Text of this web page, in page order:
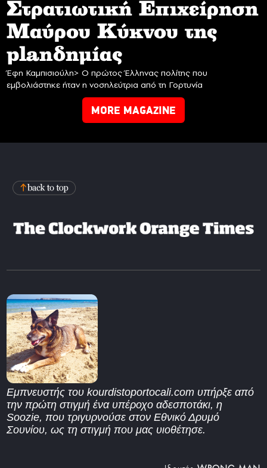
Στρατιωτική Επιχείρηση
Mαύρου Κύκνου της
planδημίας
Έφη Καμπισιούλη> Ο πρώτος Έλληνας πολίτης που
εμβολιάστηκε ήταν η νοσηλεύτρια από τη Γορτυνία
MORE MAGAZINE
Εμπνευστής του kourdistoportocali.com υπήρξε από
την πρώτη στιγμή ένα υπέροχο αδεσποτάκι, η
Soozie, που τριγυρνούσε στον Εθνικό Δρυμό
Σουνίου, ως τη στιγμή που μας υιοθέτησε.